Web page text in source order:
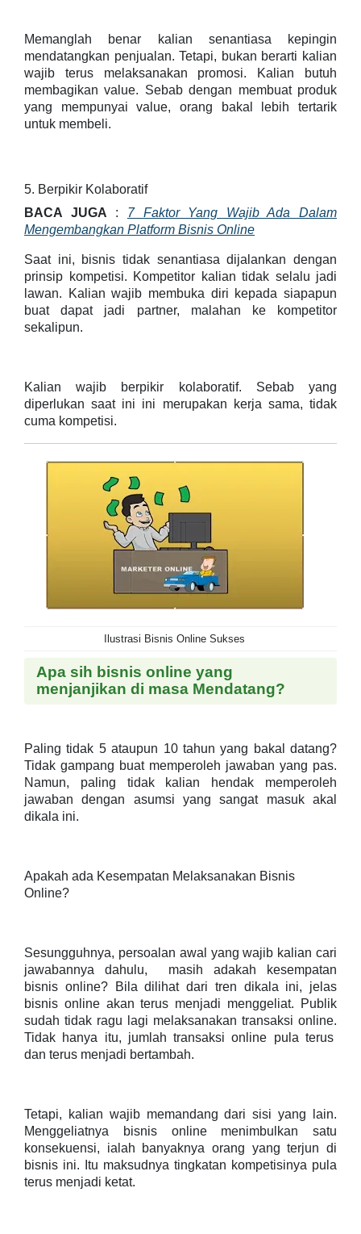
Memanglah benar kalian senantiasa kepingin
mendatangkan penjualan. Tetapi, bukan berarti kalian
wajib terus melaksanakan promosi. Kalian butuh
membagikan value. Sebab dengan membuat produk
yang mempunyai value, orang bakal lebih tertarik
untuk membeli.
5. Berpikir Kolaboratif
BACA JUGA : 7 Faktor Yang Wajib Ada Dalam
Mengembangkan Platform Bisnis Online
Saat ini, bisnis tidak senantiasa dijalankan dengan
prinsip kompetisi. Kompetitor kalian tidak selalu jadi
lawan. Kalian wajib membuka diri kepada siapapun
buat dapat jadi partner, malahan ke kompetitor
sekalipun.
Kalian wajib berpikir kolaboratif. Sebab yang
diperlukan saat ini ini merupakan kerja sama, tidak
cuma kompetisi.
Ilustrasi Bisnis Online Sukses
Apa sih bisnis online yang
menjanjikan di masa Mendatang?
Paling tidak 5 ataupun 10 tahun yang bakal datang?
Tidak gampang buat memperoleh jawaban yang pas.
Namun, paling tidak kalian hendak memperoleh
jawaban dengan asumsi yang sangat masuk akal
dikala ini.
Apakah ada Kesempatan Melaksanakan Bisnis
Online?
Sesungguhnya, persoalan awal yang wajib kalian cari
jawabannya dahulu, masih adakah kesempatan
bisnis online? Bila dilihat dari tren dikala ini, jelas
bisnis online akan terus menjadi menggeliat. Publik
sudah tidak ragu lagi melaksanakan transaksi online.
Tidak hanya itu, jumlah transaksi online pula terus
dan terus menjadi bertambah.
Tetapi, kalian wajib memandang dari sisi yang lain.
Menggeliatnya bisnis online menimbulkan satu
konsekuensi, ialah banyaknya orang yang terjun di
bisnis ini. Itu maksudnya tingkatan kompetisinya pula
terus menjadi ketat.